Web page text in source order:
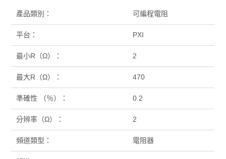
產品類別： 可編程電阻
平台： PXI
最小R（Ω）： 2
最大R（Ω）： 470
準確性 （％）： 0.2
分辨率（Ω）： 2
頻道類型： 電阻器